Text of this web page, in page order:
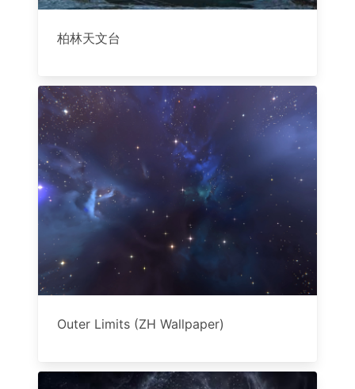
柏林天文台
Outer Limits (ZH Wallpaper)